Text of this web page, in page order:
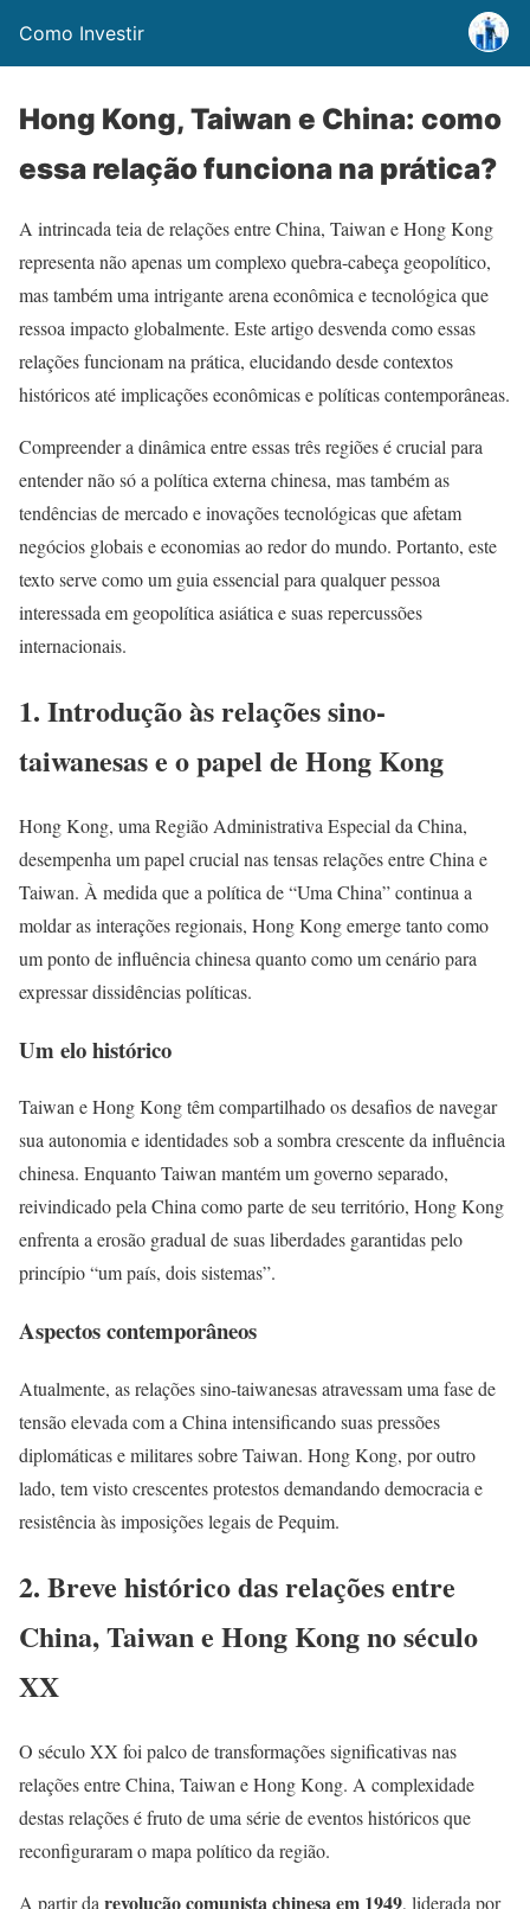
Como Investir
Hong Kong, Taiwan e China: como
essa relação funciona na prática?
A intrincada teia de relações entre China, Taiwan e Hong Kong
representa não apenas um complexo quebra-cabeça geopolítico,
mas também uma intrigante arena econômica e tecnológica que
ressoa impacto globalmente. Este artigo desvenda como essas
relações funcionam na prática, elucidando desde contextos
históricos até implicações econômicas e políticas contemporâneas.
Compreender a dinâmica entre essas três regiões é crucial para
entender não só a política externa chinesa, mas também as
tendências de mercado e inovações tecnológicas que afetam
negócios globais e economias ao redor do mundo. Portanto, este
texto serve como um guia essencial para qualquer pessoa
interessada em geopolítica asiática e suas repercussões
internacionais.
1. Introdução às relações sino-
taiwanesas e o papel de Hong Kong
Hong Kong, uma Região Administrativa Especial da China,
desempenha um papel crucial nas tensas relações entre China e
Taiwan. À medida que a política de “Uma China” continua a
moldar as interações regionais, Hong Kong emerge tanto como
um ponto de influência chinesa quanto como um cenário para
expressar dissidências políticas.
Um elo histórico
Taiwan e Hong Kong têm compartilhado os desafios de navegar
sua autonomia e identidades sob a sombra crescente da influência
chinesa. Enquanto Taiwan mantém um governo separado,
reivindicado pela China como parte de seu território, Hong Kong
enfrenta a erosão gradual de suas liberdades garantidas pelo
princípio “um país, dois sistemas”.
Aspectos contemporâneos
Atualmente, as relações sino-taiwanesas atravessam uma fase de
tensão elevada com a China intensificando suas pressões
diplomáticas e militares sobre Taiwan. Hong Kong, por outro
lado, tem visto crescentes protestos demandando democracia e
resistência às imposições legais de Pequim.
2. Breve histórico das relações entre
China, Taiwan e Hong Kong no século
XX
O século XX foi palco de transformações significativas nas
relações entre China, Taiwan e Hong Kong. A complexidade
destas relações é fruto de uma série de eventos históricos que
reconfiguraram o mapa político da região.
A partir da revolução comunista chinesa em 1949, liderada por